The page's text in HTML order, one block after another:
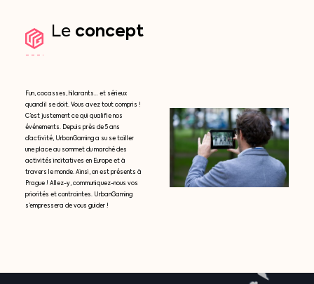
Le concept
Fun, cocasses, hilarants… et sérieux
quand il se doit. Vous avez tout compris !
C’est justement ce qui qualifie nos
événements. Depuis près de 5 ans
d’activité, UrbanGaming a su se tailler
une place au sommet du marché des
activités incitatives en Europe et à
travers le monde. Ainsi, on est présents à
Prague ! Allez-y, communiquez-nous vos
priorités et contraintes. UrbanGaming
s’empressera de vous guider !